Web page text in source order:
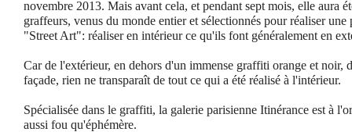
novembre 2013. Mais avant cela, et pendant sept mois, elle aura
graffeurs, venus du monde entier et sélectionnés pour réaliser
"Street Art": réaliser en intérieur ce qu'ils font généralement en
Car de l'extérieur, en dehors d'un immense graffiti orange et noir,
façade, rien ne transparaît de tout ce qui a été réalisé à l'intérieur.
Spécialisée dans le graffiti, la galerie parisienne Itinérance est à
aussi fou qu'éphémère.